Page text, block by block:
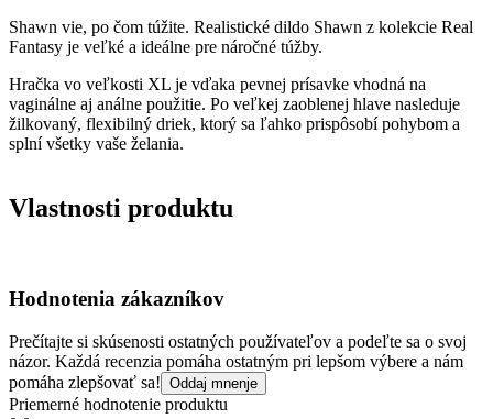
Shawn vie, po čom túžite. Realistické dildo Shawn z kolekcie Real
Fantasy je veľké a ideálne pre náročné túžby.
Hračka vo veľkosti XL je vďaka pevnej prísavke vhodná na
vaginálne aj análne použitie. Po veľkej zaoblenej hlave nasleduje
žilkovaný, flexibilný driek, ktorý sa ľahko prispôsobí pohybom a
splní všetky vaše želania.
Vlastnosti produktu
Hodnotenia zákazníkov
Prečítajte si skúsenosti ostatných používateľov a podeľte sa o svoj
názor. Každá recenzia pomáha ostatným pri lepšom výbere a nám
pomáha zlepšovať sa! Oddaj mnenje
Priemerné hodnotenie produktu